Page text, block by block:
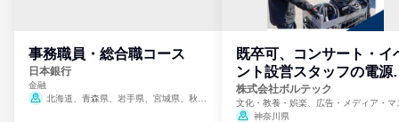
事務職員・総合職コース
日本銀行
金融
北海道、青森県、岩手県、宮城県、秋田
既卒可、コンサート・イ
ント設営スタッフの電源
門
株式会社ボルテック
文化・教養・娯楽、広告・メディア・マ
ミ、電力・ガス・水道・エネルギー
神奈川県